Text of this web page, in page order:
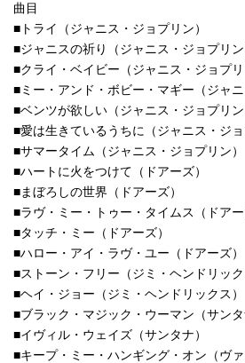
曲目
■トライ（ジャニス・ジョプリン）
■ジャニスの祈り（ジャニス・ジョプリン
■クライ・ベイビー（ジャニス・ジョプリ
■ミー・アンド・ボビー・マギー（ジャニ
■ベンツが欲しい（ジャニス・ジョプリン
■愛は生きているうちに（ジャニス・ジョ
■サマータイム（ジャニス・ジョプリン）
■ハートに火をつけて（ドアーズ）
■まぼろしの世界（ドアーズ）
■ラヴ・ミー・トゥー・タイムス（ドアー
■タッチ・ミー（ドアーズ）
■ハロー・アイ・ラヴ・ユー（ドアーズ）
■ストーン・フリー（ジミ・ヘンドリック
■ヘイ・ジョー（ジミ・ヘンドリックス）
■ブラック・マジック・ウーマン（サンタ
■イヴィル・ウェイズ（サンタナ）
■キープ・ミー・ハンギング・オン（ヴァ